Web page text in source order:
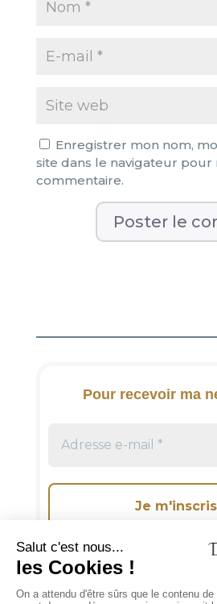
Enregistrer mon nom,
site dans le navigateur pour
commentaire.
n
Pour recevoir ma